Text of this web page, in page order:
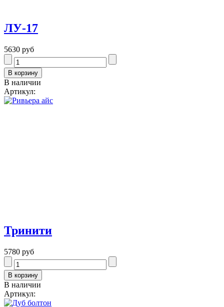
ЛУ-17
5630 руб
В наличии
Артикул:
Тринити
5780 руб
В наличии
Артикул: